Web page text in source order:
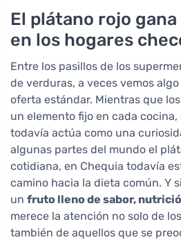
El plátano rojo
en los hogares
Entre los pasillos de los
de verduras, a veces vemos
oferta estándar. Mientras que
un elemento fijo en cada
todavía actúa como una
algunas partes del mundo el
cotidiana, en Chequia todavía
camino hacia la dieta común. Y
un fruto lleno de sabor,
merece la atención no solo de
también de aquellos que se